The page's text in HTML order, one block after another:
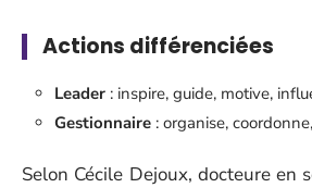
Actions différenciées
Leader : inspire, guide, motive,
Gestionnaire : organise,
Selon Cécile Dejoux, docteure en